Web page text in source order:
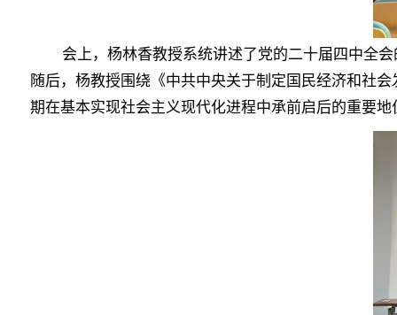
会上，杨林香教授系统讲述了党的二十届四中全
随后，杨教授围绕《中共中央关于制定国民经济和社
期在基本实现社会主义现代化进程中承前启后的重要